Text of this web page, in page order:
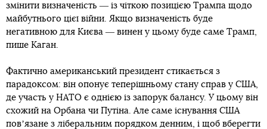
змінити визначеність ― із чіткою позицією Трампа щодо
майбутнього цієї війни. Якщо визначеність буде
негативною для Києва ― винен у цьому буде саме Трамп,
пише Каган.
Фактично американський президент стикається з
парадоксом: він опонує теперішньому стану справ у США,
де участь у НАТО є однією із запорук балансу. У цьому він
схожий на Орбана чи Путіна. Але саме існування США
повʼязане з ліберальним порядком денним, і щоб вберегти